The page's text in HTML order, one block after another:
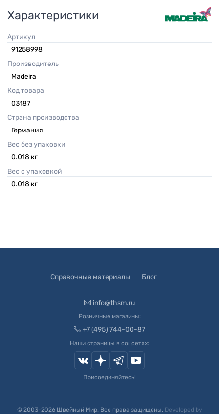
Характеристики
Артикул
91258998
Производитель
Madeira
Код товара
03187
Страна производства
Германия
Вес без упаковки
0.018 кг
Вес с упаковкой
0.018 кг
Справочные материалы Блог
info@thsm.ru
Розничные магазины:
+7 (495) 744-00-87
Наши страницы в соцсетях:
Присоединяйтесь!
© 2003-2026Швейный Мир. Все права защищены. Developed by